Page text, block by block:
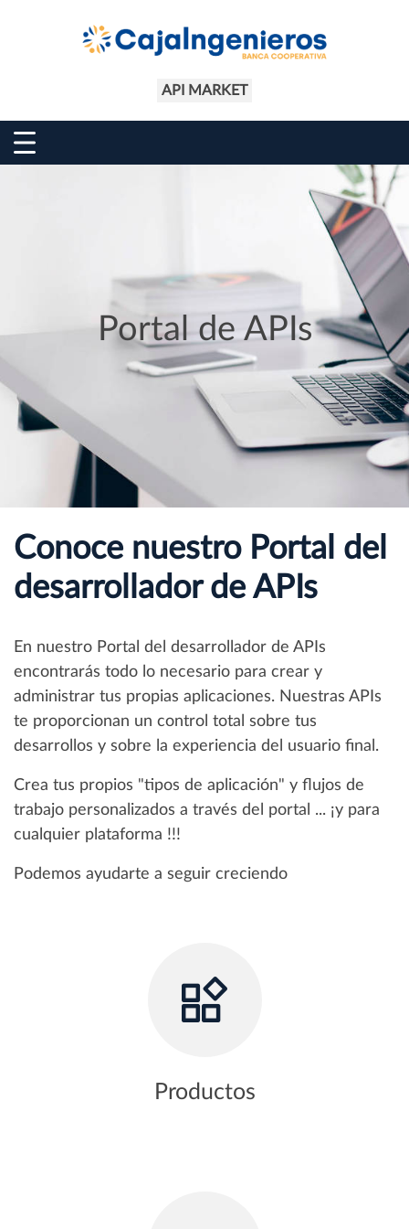
API MARKET
Portal de APIs
Conoce nuestro Portal del
desarrollador de APIs
En nuestro Portal del desarrollador de APIs
encontrarás todo lo necesario para crear y
administrar tus propias aplicaciones. Nuestras APIs
te proporcionan un control total sobre tus
desarrollos y sobre la experiencia del usuario final.
Crea tus propios "tipos de aplicación" y flujos de
trabajo personalizados a través del portal ... ¡y para
cualquier plataforma !!!
Podemos ayudarte a seguir creciendo
Productos